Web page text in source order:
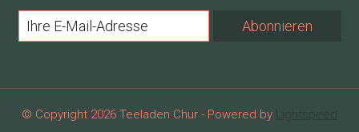
Abonnieren
© Copyright 2026 Teeladen Chur - Powered by